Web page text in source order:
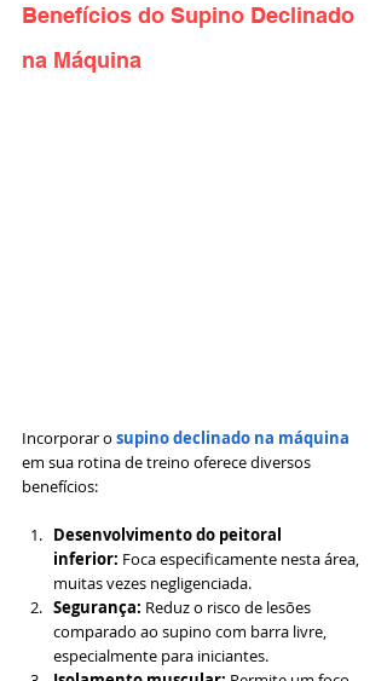
Benefícios do Supino Declinado
na Máquina
Incorporar o supino declinado na máquina
em sua rotina de treino oferece diversos
benefícios:
Desenvolvimento do peitoral
inferior: Foca especificamente nesta área,
muitas vezes negligenciada.
Segurança: Reduz o risco de lesões
comparado ao supino com barra livre,
especialmente para iniciantes.